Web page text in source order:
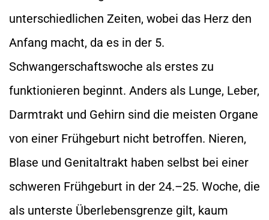
unterschiedlichen Zeiten, wobei das Herz den
Anfang macht, da es in der 5.
Schwangerschaftswoche als erstes zu
funktionieren beginnt. Anders als Lunge, Leber,
Darmtrakt und Gehirn sind die meisten Organe
von einer Frühgeburt nicht betroffen. Nieren,
Blase und Genitaltrakt haben selbst bei einer
schweren Frühgeburt in der 24.–25. Woche, die
als unterste Überlebensgrenze gilt, kaum